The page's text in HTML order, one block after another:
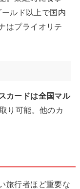
ルド以上で国内
はプライオリテ
カードは全国マル
り可能。他のカ
旅行者ほど重要な